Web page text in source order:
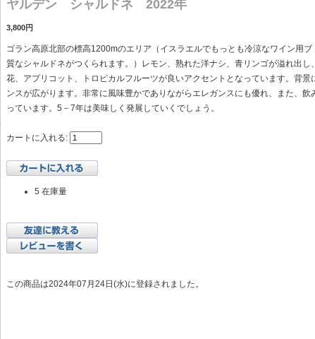
ヤルデン シャルドネ 2022年
3,800円
ゴラン高原北部の標高1200mのエリア（イスラエルでもっとも冷涼なワイン用ブ
質なシャルドネがつくられます。）レモン、熟れた洋ナシ、青リンゴが溢れ出し
花、アプリコット、トロピカルフルーツが良いアクセントとなっています。背景
ンスが広がります。非常に風味豊かでありながらエレガンスにも優れ、また、飲
っています。5－7年は美味しく発展していくでしょう。
カートに入れる:
5 在庫量
この商品は2024年07月24日(水)に登録されました。